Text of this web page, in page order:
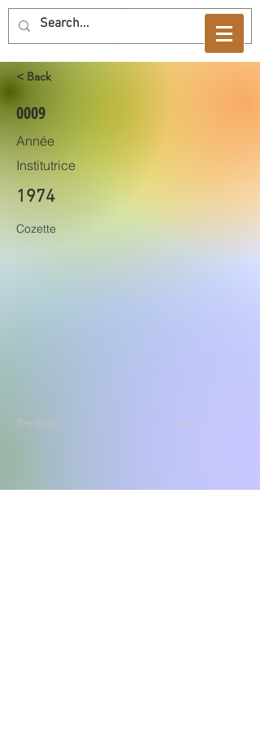
< Back
0009
Année
Institutrice
1974
Cozette
Previous Next